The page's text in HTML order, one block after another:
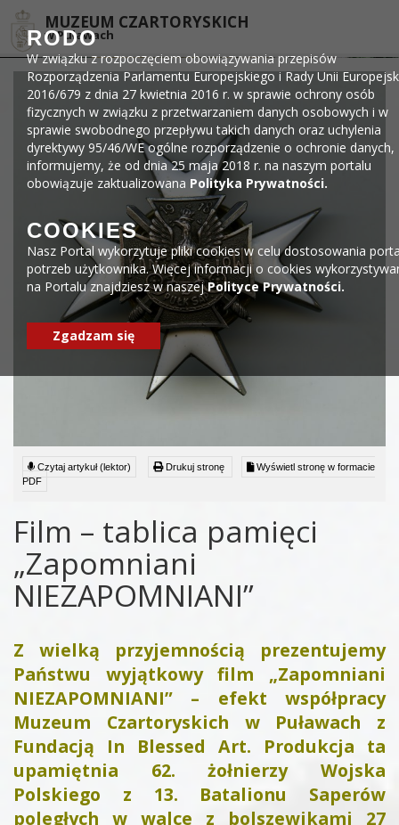
DEKLARACJA DOSTĘPNOŚCI
MUZEUM CZARTORYSKICH
w Puławach
Czytaj artykuł (lektor) Drukuj stronę
Wyświetl stronę w formacie
PDF
Film – tablica pamięci
„Zapomniani
NIEZAPOMNIANI”
Z wielką przyjemnością prezentujemy
Państwu wyjątkowy film „Zapomniani
NIEZAPOMNIANI” – efekt współpracy
Muzeum Czartoryskich w Puławach z
Fundacją In Blessed Art. Produkcja ta
upamiętnia 62. żołnierzy Wojska
Polskiego z 13. Batalionu Saperów
poległych w walce z bolszewikami 27
RODO
W związku z rozpoczęciem obowiązywania przepisów
Rozporządzenia Parlamentu Europejskiego i Rady Unii
2016/679 z dnia 27 kwietnia 2016 r. w sprawie ochrony osób
fizycznych w związku z przetwarzaniem danych osobowych i w
sprawie swobodnego przepływu takich danych oraz uchylenia
dyrektywy 95/46/WE ogólne rozporządzenie o ochronie danych,
informujemy, że od dnia 25 maja 2018 r. na naszym portalu
obowiązuje zaktualizowana Polityka Prywatności.
COOKIES
Nasz Portal wykorzytuje pliki cookies w celu dostosowania
potrzeb użytkownika. Więcej informacji o cookies
na Portalu znajdziesz w naszejPolityce Prywatności.
Zgadzam się